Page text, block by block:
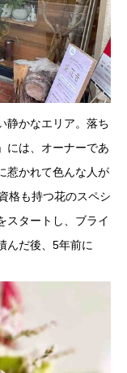
静かなエリア。落ち
には、オーナーであ
惹かれて色んな人が
格も持つ花のスペシ
スタートし、ブライ
んだ後、5年前に